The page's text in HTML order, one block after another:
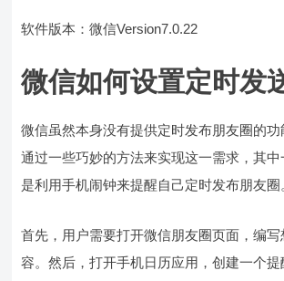
软件版本：微信Version7.0.22
微信如何设置定时发
微信虽然本身没有提供定时发布朋友圈的功
通过一些巧妙的方法来实现这一需求，其
是利用手机闹钟来提醒自己定时发布朋友圈
首先，用户需要打开微信朋友圈页面，编写
容。然后，打开手机日历应用，创建一个